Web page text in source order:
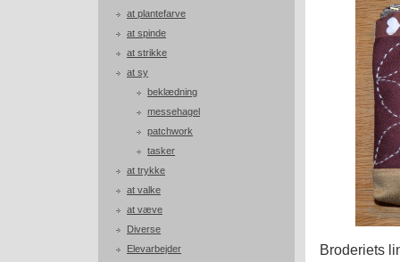
at plantefarve
at spinde
at strikke
at sy
beklædning
messehagel
patchwork
tasker
at trykke
at valke
at væve
Diverse
Elevarbejder
Broderiets